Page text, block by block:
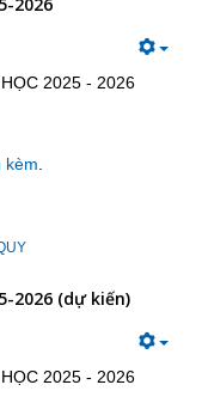
2025 - 2026
kèm
2026 (dự kiến)
2025 - 2026